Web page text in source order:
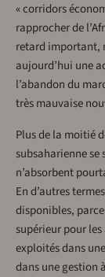
« corridors
rapprocher de
retard important,
aujourd’hui une
l’abandon du
très mauvaise
Plus de la moitié
subsaharienne
n’absorbent
En d’autres
disponibles,
supérieur pour
exploités dans
dans une gestion